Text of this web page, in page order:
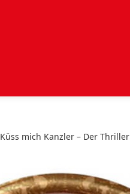
Küss mich Kanzler – Der Thriller